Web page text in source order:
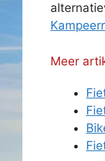
Meer